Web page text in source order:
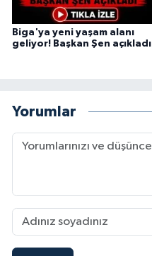
Biga'ya yeni yaşam alanı
geliyor! Başkan Şen açıkladı
Yorumlar